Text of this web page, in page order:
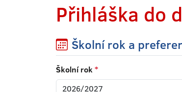
Přihláška do
Školní rok a
Školní rok*